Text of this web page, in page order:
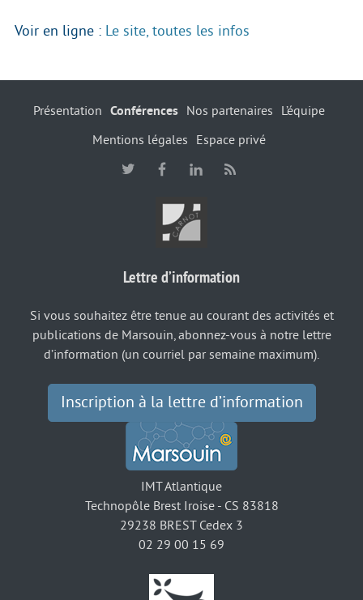
Voir en ligne : Le site, toutes les infos
Présentation Conférences Nos partenaires
L’équipe
Mentions légales
Espace privé
Lettre d’information
Si vous souhaitez être tenue au courant des activités et
publications de Marsouin, abonnez-vous à notre lettre
d’information (un courriel par semaine maximum).
Inscription à la lettre d’information
IMT Atlantique
Technopôle Brest Iroise - CS 83818
29238 BREST Cedex 3
02 29 00 15 69